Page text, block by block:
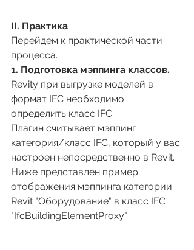
II. Практика
Перейдем к практической части
процесса.
1. Подготовка мэппинга классов.
Revitу при выгрузке моделей в
формат IFC необходимо
определить класс IFC.
Плагин считывает мэппинг
категория/класс IFC, который у вас
настроен непосредственно в Revit.
Ниже представлен пример
отображения мэппинга категории
Revit "Оборудование" в класс IFC
"IfcBuildingElementProxy".